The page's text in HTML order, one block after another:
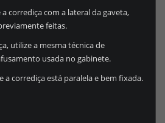
corrediça com a lateral da gaveta,
feitas.
utilize a mesma técnica de
usada no gabinete.
a corrediça está paralela e bem fixada.